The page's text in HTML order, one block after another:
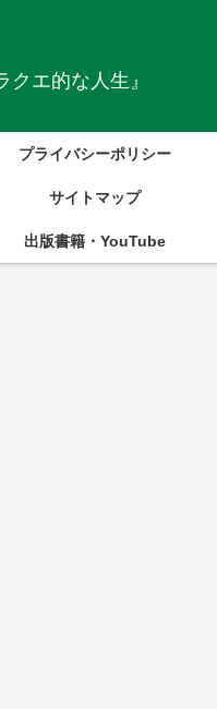
エ的な人生』
プライバシーポリシー
サイトマップ
出版書籍・YouTube